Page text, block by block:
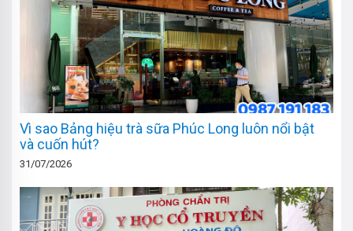
Vì sao Bảng hiệu trà sữa Phúc Long luôn nổi bật
và cuốn hút?
31/07/2026